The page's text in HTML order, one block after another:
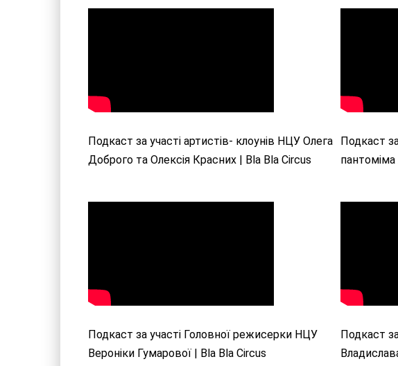
Подкаст за участі артистів- клоунів НЦУ Олега
Доброго та Олексія Красних | Bla Bla Circus
Подкаст
пантоміма
Подкаст за участі Головної режисерки НЦУ
Вероніки Гумарової | Bla Bla Circus
Подкаст